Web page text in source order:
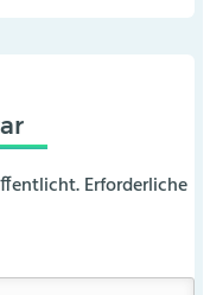
Erforderliche